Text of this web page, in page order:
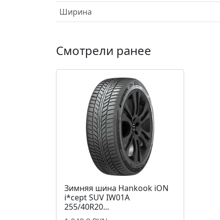
Ширина
Смотрели ранее
Зимняя шина Hankook iON
i*cept SUV IW01A
255/40R20...